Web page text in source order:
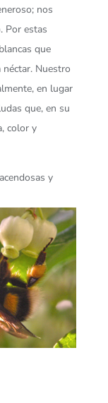
nos
Por estas
que
Nuestro
en lugar
que, en su
color y
y